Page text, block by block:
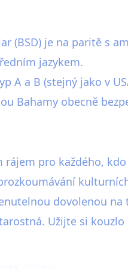
(BSD) je na paritě s
jazykem.
A a B (stejný jako v
Bahamy obecně
rájem pro každého,
dovolenou
Užijte si kouzlo